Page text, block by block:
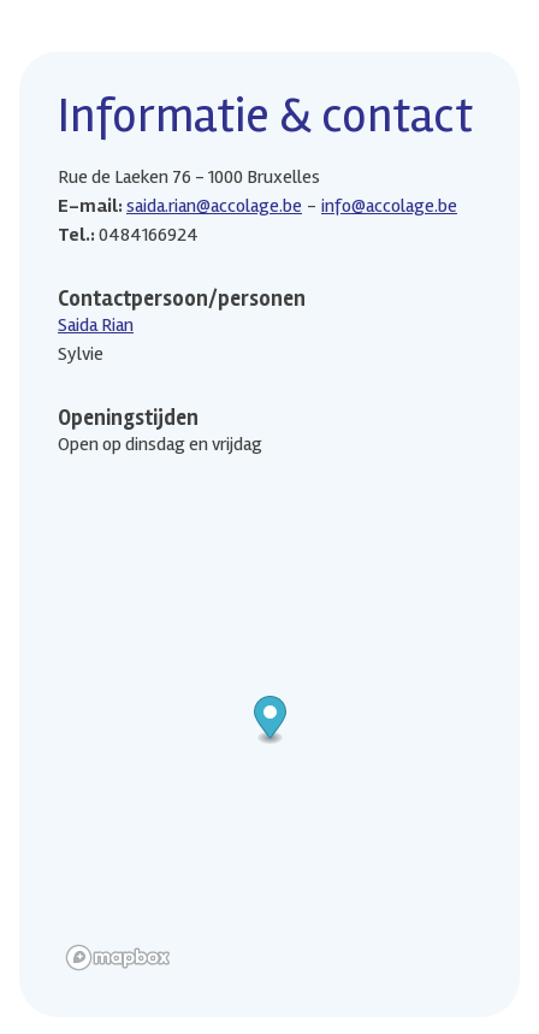
Informatie & contact
Rue de Laeken 76 - 1000 Bruxelles
E-mail: saida.rian@accolage.be
info@accolage.be
Tel.: 0484166924
Contactpersoon/personen
Saida Rian
Sylvie
Openingstijden
Open op dinsdag en vrijdag